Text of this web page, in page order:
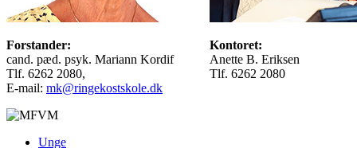
Forstander:
cand. pæd. psyk. Mariann Kordif
Tlf. 6262 2080,
E-mail: mk@ringekostskole.dk
Kontoret:
Anette B. Eriksen
Tlf. 6262 2080
Unge